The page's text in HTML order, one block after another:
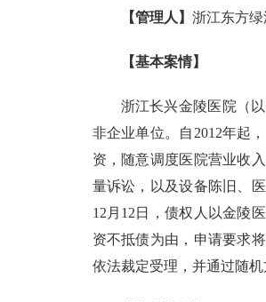
【管理人】 浙江东方
【基本案情】
浙江长兴金陵医院（
非企业单位。自2012年起
资，随意调度医院营业收
量诉讼，以及设备陈旧、
12月12日，债权人以金陵
资不抵债为由，申请要求
依法裁定受理，并通过随